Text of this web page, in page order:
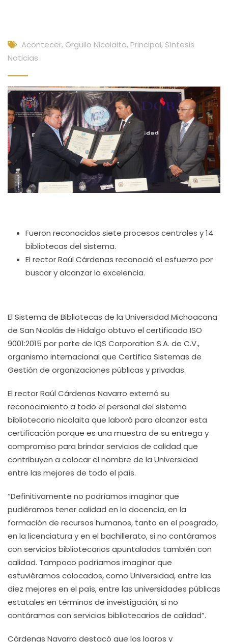
Acontecer, Orgullo Nicolaita, Principal, Síntesis
Noticias
Fueron reconocidos siete procesos centrales y 14
bibliotecas del sistema.
El rector Raúl Cárdenas reconoció el esfuerzo por
buscar y alcanzar la excelencia.
El Sistema de Bibliotecas de la Universidad Michoacana
de San Nicolás de Hidalgo obtuvo el certificado ISO
9001:2015 por parte de IQS Corporation S.A. de C.V.,
organismo internacional que Certifica Sistemas de
Gestión de organizaciones públicas y privadas.
El rector Raúl Cárdenas Navarro externó su
reconocimiento a todo el personal del sistema
bibliotecario nicolaita que laboró para alcanzar esta
certificación porque es una muestra de su entrega y
compromiso para brindar servicios de calidad que
contribuyen a colocar el nombre de la Universidad
entre las mejores de todo el país.
“Definitivamente no podríamos imaginar que
pudiéramos tener calidad en la docencia, en la
formación de recursos humanos, tanto en el posgrado,
en la licenciatura y en el bachillerato, si no contáramos
con servicios bibliotecarios apuntalados también con
calidad. Tampoco podríamos imaginar que
estuviéramos colocados, como Universidad, entre las
diez mejores en el país, entre las universidades públicas
estatales en términos de investigación, si no
contáramos con servicios bibliotecarios de calidad”.
Cárdenas Navarro destacó que los logros y